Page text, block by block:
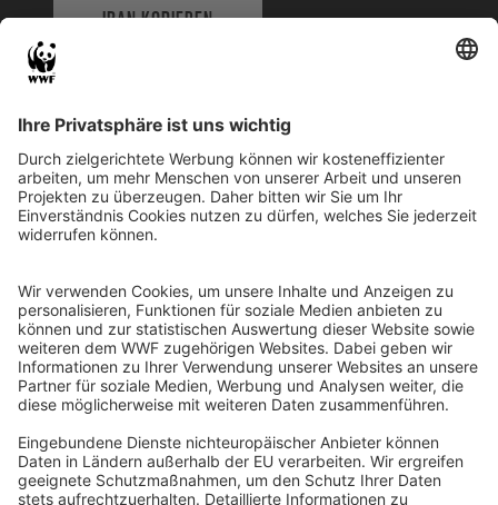
IBAN KOPIEREN
WWF Deutschland
Reinhardtstr. 18
10117 Berlin
Ihre Spende kann steuerlich geltend gemacht werden
Registriert als Stiftung WWF Deutschland, Senatsverwaltung für
Justiz Berlin, Az: 3416/976/2
Umsatzsteuer-Identifikationsnummer: DE 114236103
Freistellungsbescheid: Als gemeinnützige Körperschaft befreit
von der Körperschaftssteuer gem. §5 I 9 KStg. unter der
Steuernummer 27/641/09321